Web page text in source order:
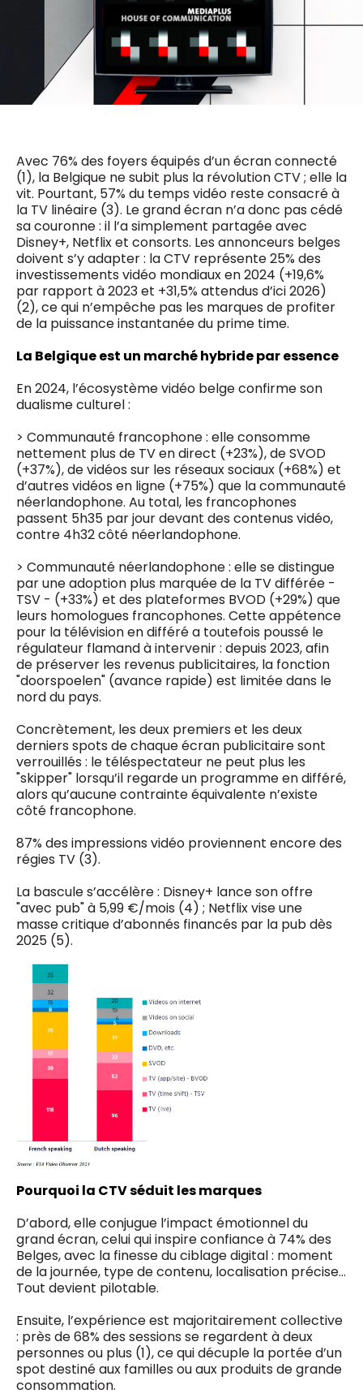
Avec 76% des foyers équipés d’un écran connecté
(1), la Belgique ne subit plus la révolution CTV ; elle la
vit. Pourtant, 57% du temps vidéo reste consacré à
la TV linéaire (3). Le grand écran n’a donc pas cédé
sa couronne : il l’a simplement partagée avec
Disney+, Netflix et consorts. Les annonceurs belges
doivent s’y adapter : la CTV représente 25% des
investissements vidéo mondiaux en 2024 (+19,6%
par rapport à 2023 et +31,5% attendus d’ici 2026)
(2), ce qui n’empêche pas les marques de profiter
de la puissance instantanée du prime time.
La Belgique est un marché hybride par essence
En 2024, l’écosystème vidéo belge confirme son
dualisme culturel :
> Communauté francophone : elle consomme
nettement plus de TV en direct (+23%), de SVOD
(+37%), de vidéos sur les réseaux sociaux (+68%) et
d’autres vidéos en ligne (+75%) que la communauté
néerlandophone. Au total, les francophones
passent 5h35 par jour devant des contenus vidéo,
contre 4h32 côté néerlandophone.
> Communauté néerlandophone : elle se distingue
par une adoption plus marquée de la TV différée -
TSV - (+33%) et des plateformes BVOD (+29%) que
leurs homologues francophones. Cette appétence
pour la télévision en différé a toutefois poussé le
régulateur flamand à intervenir : depuis 2023, afin
de préserver les revenus publicitaires, la fonction
"doorspoelen" (avance rapide) est limitée dans le
nord du pays.
Concrètement, les deux premiers et les deux
derniers spots de chaque écran publicitaire sont
verrouillés : le téléspectateur ne peut plus les
"skipper" lorsqu’il regarde un programme en différé,
alors qu’aucune contrainte équivalente n’existe
côté francophone.
87% des impressions vidéo proviennent encore des
régies TV (3).
La bascule s’accélère : Disney+ lance son offre
"avec pub" à 5,99 €/mois (4) ; Netflix vise une
masse critique d’abonnés financés par la pub dès
2025 (5).
Pourquoi la CTV séduit les marques
D’abord, elle conjugue l’impact émotionnel du
grand écran, celui qui inspire confiance à 74% des
Belges, avec la finesse du ciblage digital : moment
de la journée, type de contenu, localisation précise…
Tout devient pilotable.
Ensuite, l’expérience est majoritairement collective
: près de 68% des sessions se regardent à deux
personnes ou plus (1), ce qui décuple la portée d’un
spot destiné aux familles ou aux produits de grande
consommation.
f.bouchar@mm.be
Chief Editor
Griet Byl
0475 97 12 57
Chief Editor
Damien Lemaire
0477 37 31 65
d.lemaire@mm.be
VALIDER
NOTRE CONTENU DIGITAL :
Freemium
1 x week
MM Brunch
1 x week
MM Tech
10 x year
MM Best of
Research
10 x year
MM Blue
4 x year
MM Magazine
(digital)
Des questions ?